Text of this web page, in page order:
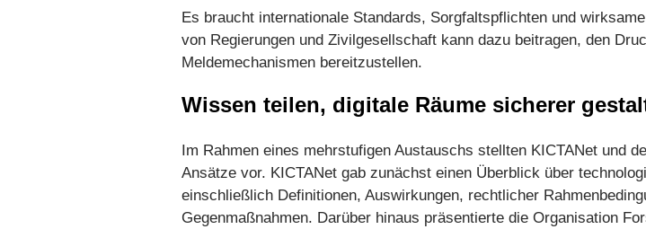
Es braucht internationale Standards, Sorgfaltspflichten und
von Regierungen und Zivilgesellschaft kann dazu beitragen, den
Meldemechanismen bereitzustellen.
Wissen teilen, digitale Räume sicherer
Im Rahmen eines mehrstufigen Austauschs stellten KICTANet und
Ansätze vor. KICTANet gab zunächst einen Überblick über
einschließlich Definitionen, Auswirkungen, rechtlicher
Gegenmaßnahmen. Darüber hinaus präsentierte die Organisation